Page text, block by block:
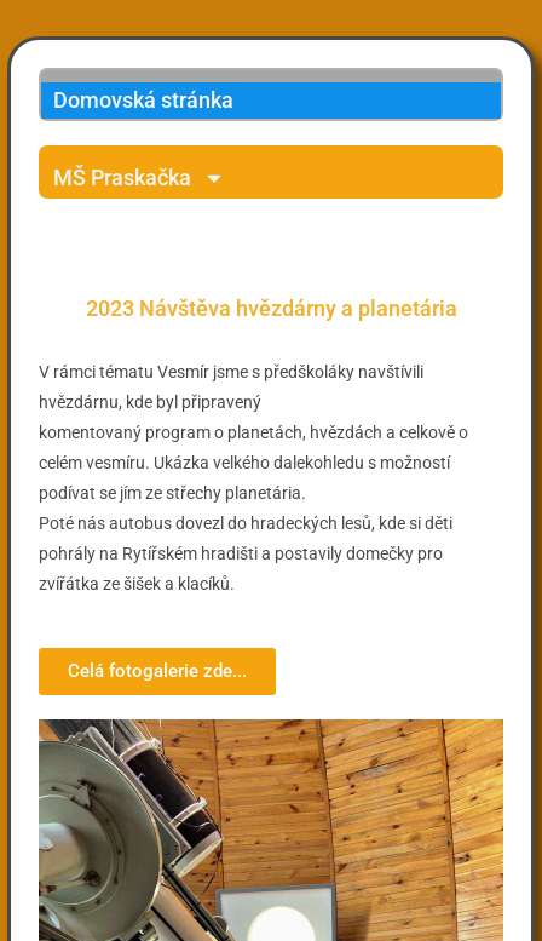
Domovská stránka
MŠ Praskačka
2023 Návštěva hvězdárny a planetária
V rámci tématu Vesmír jsme s předškoláky navštívili
hvězdárnu, kde byl připravený
komentovaný program o planetách, hvězdách a celkově o
celém vesmíru. Ukázka velkého dalekohledu s možností
podívat se jím ze střechy planetária.
Poté nás autobus dovezl do hradeckých lesů, kde si děti
pohrály na Rytířském hradišti a postavily domečky pro
zvířátka ze šišek a klacíků.
Celá fotogalerie zde...